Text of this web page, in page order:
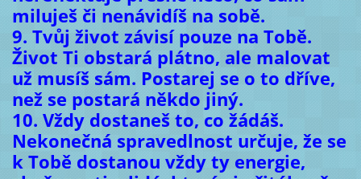
miluješ či nenávidíš na sobě.
9. Tvůj život závisí pouze na Tobě.
Život Ti obstará plátno, ale malovat
už musíš sám. Postarej se o to dříve,
než se postará někdo jiný.
10. Vždy dostaneš to, co žádáš.
Nekonečná spravedlnost určuje, že se
k Tobě dostanou vždy ty energie,